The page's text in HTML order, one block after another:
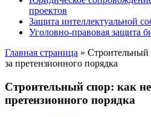
проектов
Защита интеллектуальной
Уголовно-правовая защита
Главная страница » Строительный
за претензионного порядка
Строительный спор: как
претензионного порядка